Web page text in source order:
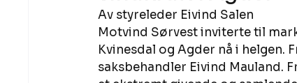
Av styreleder Eivind Salen
Motvind Sørvest inviterte til
Kvinesdal og Agder nå i helgen.
saksbehandler Eivind Mauland.